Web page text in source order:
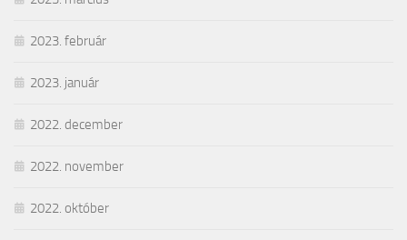
2023. február
2023. január
2022. december
2022. november
2022. október